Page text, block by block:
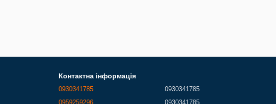
Контактна інформація
0930341785
0959259296
0930341785
0930341785